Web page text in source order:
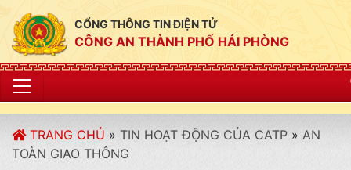
CỔNG THÔNG TIN ĐIỆN TỬ
CÔNG AN THÀNH PHỐ HẢI PHÒNG
"CÔNG AN
TRANG CHỦ » TIN HOẠT ĐỘNG CỦA CATP » AN
TOÀN GIAO THÔNG